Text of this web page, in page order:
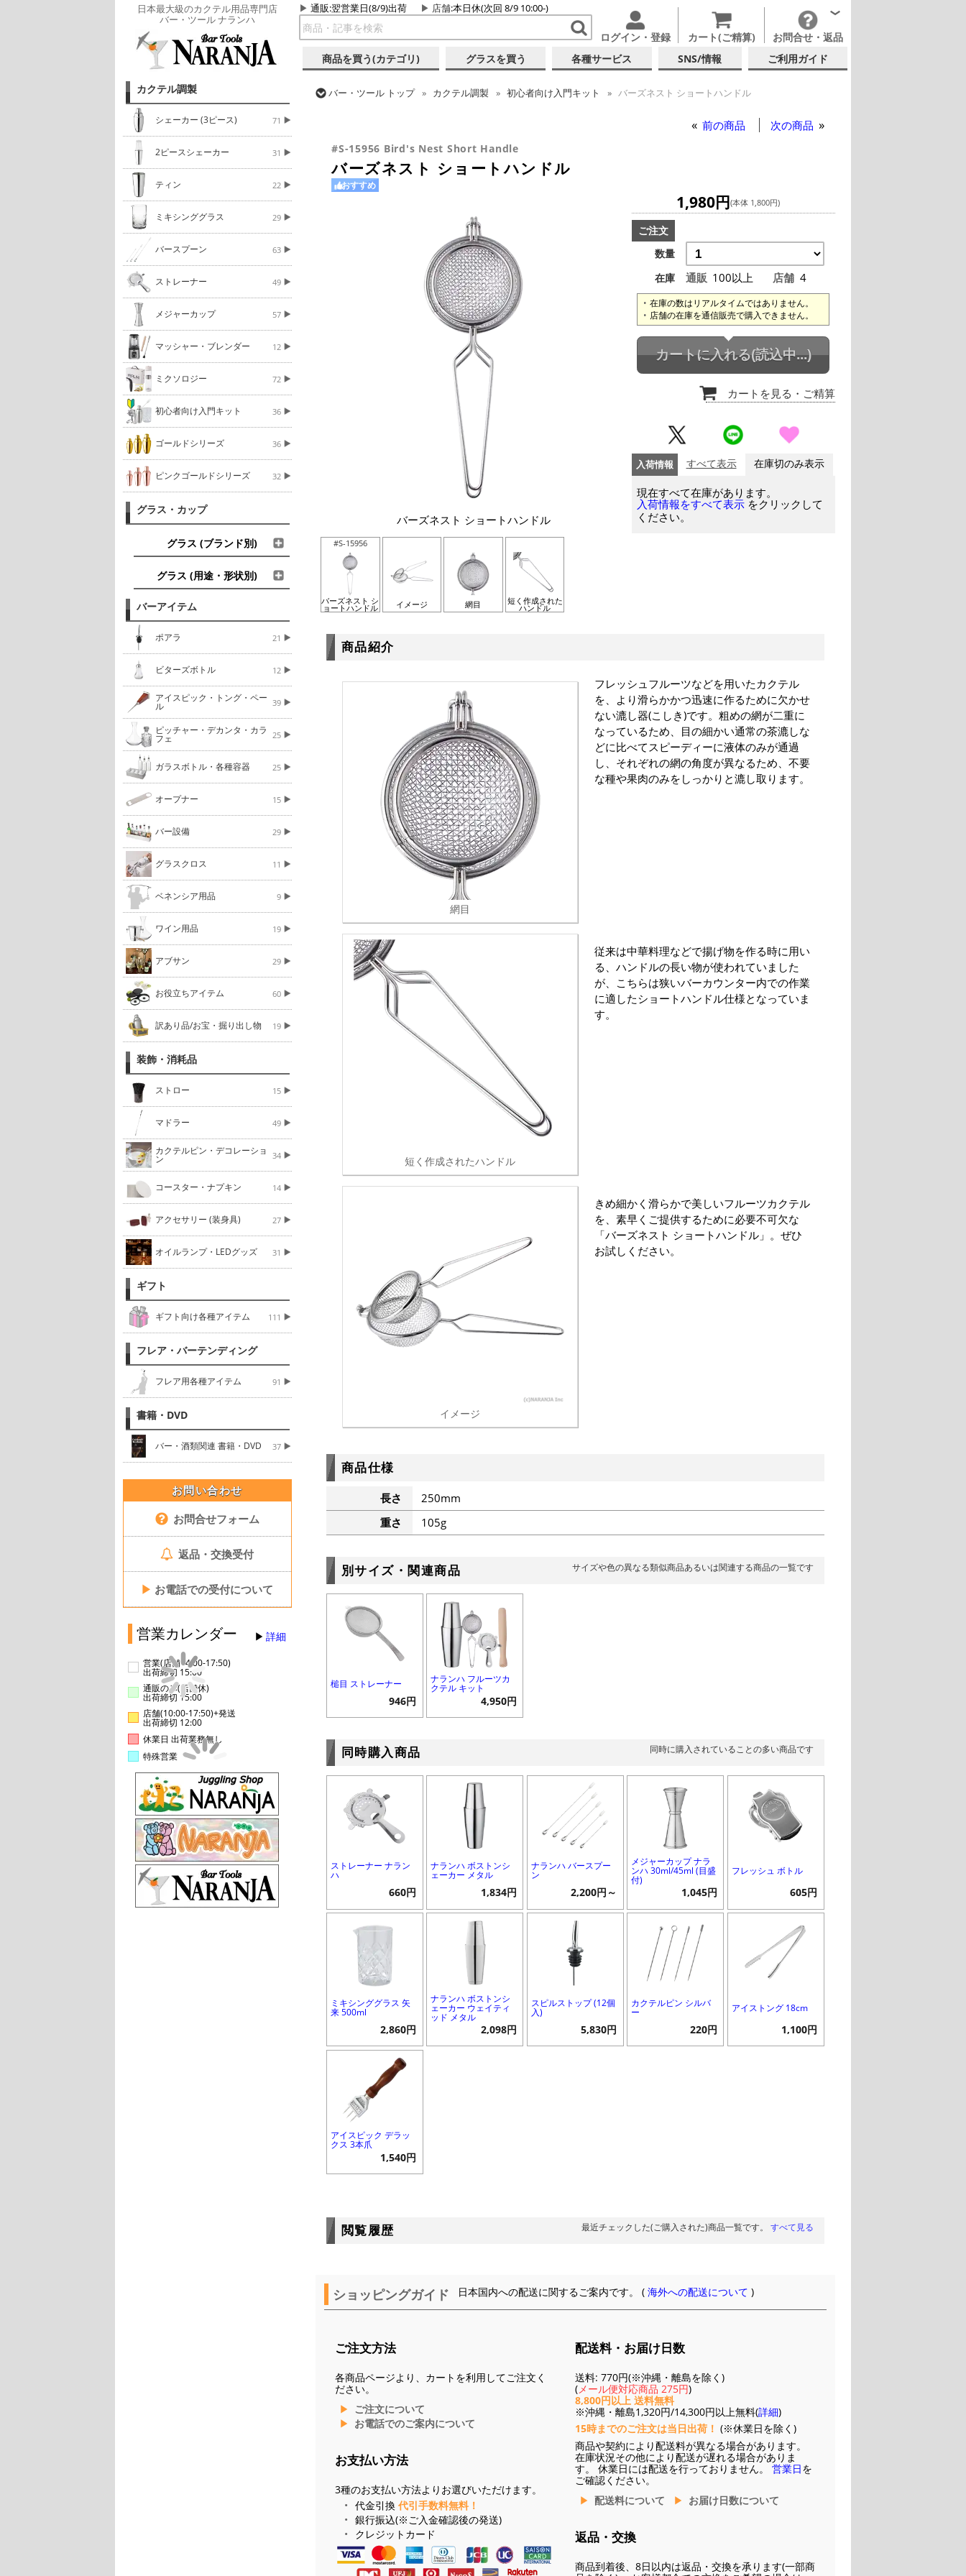
日本最大級のカクテル用品専門店
バー・ツール ナランハ
通販:翌営業日(8/9)出荷 店舗:本日休(次回 8/9 10:00-)
ログイン・登録 カート(ご精算) お問合せ・返品
商品を買う(カテゴリ) グラスを買う 各種サービス SNS/情報 ご利用ガイド
カクテル調製
シェーカー (3ピース) 71
2ピースシェーカー 31
ティン 22
ミキシンググラス 29
バースプーン 63
ストレーナー 49
メジャーカップ 57
マッシャー・ブレンダー 12
ミクソロジー 72
初心者向け入門キット 36
ゴールドシリーズ 36
ピンクゴールドシリーズ 32
グラス・カップ
グラス (ブランド別)
グラス (用途・形状別)
バーアイテム
ポアラ 21
ビターズボトル 12
アイスピック・トング・ペー
ル 39
ピッチャー・デカンタ・カラ
フェ 25
ガラスボトル・各種容器 25
オープナー 15
バー設備 29
グラスクロス 11
ベネンシア用品 9
ワイン用品 19
アブサン 29
お役立ちアイテム 60
訳あり品/お宝・掘り出し物 19
装飾・消耗品
ストロー 15
マドラー 49
カクテルピン・デコレーショ
ン 34
コースター・ナプキン 14
アクセサリー (装身具) 27
オイルランプ・LEDグッズ 31
ギフト
ギフト向け各種アイテム 111
フレア・バーテンディング
フレア用各種アイテム 91
書籍・DVD
バー・酒類関連 書籍・DVD 37
お問い合わせ
お問合せフォーム
返品・交換受付
▶ お電話での受付について
営業カレンダー 詳細
営業(店舗14:00-17:50)
出荷締切 15:00
通販のみ(店舗休)
出荷締切 15:00
店舗(10:00-17:50)+発送
出荷締切 12:00
休業日 出荷業務無し
特殊営業
バー・ツール トップ カクテル調製 初心者向け入門キット
バーズネスト ショートハンドル
前の商品 次の商品
#S-15956 Bird's Nest Short Handle
バーズネスト ショートハンドル
おすすめ
バーズネスト ショートハンドル
#S-15956
バーズネスト シ
ョートハンドル イメージ 網目 短く作成された
ハンドル
1,980円(本体 1,800円)
ご注文
数量
在庫
通販 100以上 店舗 4
在庫の数はリアルタイムではありません。
店舗の在庫を通信販売で購入できません。
カートに入れる(読込中...)
カートを見る ・ご精算
入荷情報 すべて表示 在庫切のみ表示
現在すべて在庫があります。
入荷情報をすべて表示 をクリックして
ください。
商品紹介
網目
フレッシュフルーツなどを用いたカクテル
を、より滑らかかつ迅速に作るために欠かせ
ない漉し器(こしき)です。粗めの網が二重に
なっているため、目の細かい通常の茶漉しな
どに比べてスピーディーに液体のみが通過
し、それぞれの網の角度が異なるため、不要
な種や果肉のみをしっかりと漉し取ります。
短く作成されたハンドル
従来は中華料理などで揚げ物を作る時に用い
る、ハンドルの長い物が使われていました
が、こちらは狭いバーカウンター内での作業
に適したショートハンドル仕様となっていま
す。
イメージ
きめ細かく滑らかで美しいフルーツカクテル
を、素早くご提供するために必要不可欠な
「バーズネスト ショートハンドル」。ぜひ
お試しください。
商品仕様
長さ
250mm
重さ
105g
別サイズ・関連商品 サイズや色の異なる類似商品あるいは関連する商品の一覧です
槌目 ストレーナー
946円
ナランハ フルーツカ
クテル キット
4,950円
同時購入商品 同時に購入されていることの多い商品です
ストレーナー ナラン
ハ
660円
ナランハ ボストンシ
ェーカー メタル
1,834円
ナランハ バースプー
ン
2,200円～
メジャーカップ ナラ
ンハ 30ml/45ml (目盛
付)
1,045円
フレッシュ ボトル
605円
ミキシンググラス 矢
来 500ml
2,860円
ナランハ ボストンシ
ェーカー ウェイティ
ッド メタル
2,098円
スピルストップ (12個
入)
5,830円
カクテルピン シルバ
ー
220円
アイストング 18cm
1,100円
アイスピック デラッ
クス 3本爪
1,540円
閲覧履歴 最近チェックした(ご購入された)商品一覧です。 すべて見る
ショッピングガイド 日本国内への配送に関するご案内です。 (海外への配送について )
ご注文方法
各商品ページより、カートを利用してご注文く
ださい。
ご注文について
お電話でのご案内について
お支払い方法
3種のお支払い方法よりお選びいただけます。
代金引換 代引手数料無料！
銀行振込(※ご入金確認後の発送)
クレジットカード
配送料・お届け日数
送料: 770円(※沖縄・離島を除く)
(メール便対応商品 275円)
8,800円以上 送料無料
※沖縄・離島1,320円/14,300円以上無料(詳細)
15時までのご注文は当日出荷！ (※休業日を除く)
商品や契約により配送料が異なる場合があります。
在庫状況その他により配送が遅れる場合がありま
す。 休業日には配送を行っておりません。 営業日を
ご確認ください。
配送料について
お届け日数について
返品・交換
商品到着後、8日以内は返品・交換を承ります(一部商